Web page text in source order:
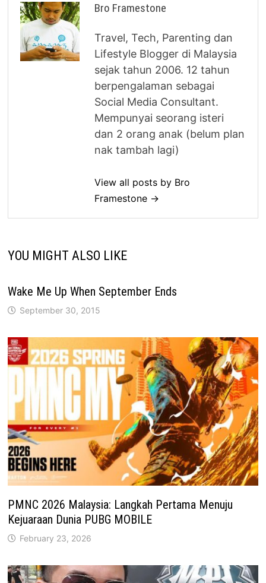
Bro Framestone
Travel, Tech, Parenting dan
Lifestyle Blogger di Malaysia
sejak tahun 2006. 12 tahun
berpengalaman sebagai
Social Media Consultant.
Mempunyai seorang isteri
dan 2 orang anak (belum plan
nak tambah lagi)
View all posts by Bro
Framestone →
YOU MIGHT ALSO LIKE
Wake Me Up When September Ends
September 30, 2015
PMNC 2026 Malaysia: Langkah Pertama Menuju
Kejuaraan Dunia PUBG MOBILE
February 23, 2026